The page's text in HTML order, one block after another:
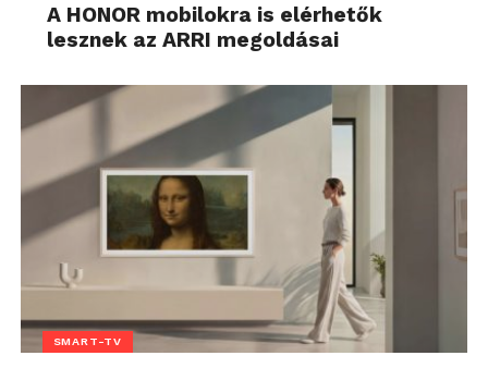
A HONOR mobilokra is elérhetők
lesznek az ARRI megoldásai
SMART-TV